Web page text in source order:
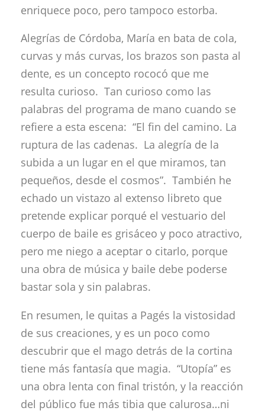
enriquece poco, pero tampoco estorba.
Alegrías de Córdoba, María en bata de cola,
curvas y más curvas, los brazos son pasta al
dente, es un concepto rococó que me
resulta curioso. Tan curioso como las
palabras del programa de mano cuando se
refiere a esta escena: “El fin del camino. La
ruptura de las cadenas. La alegría de la
subida a un lugar en el que miramos, tan
pequeños, desde el cosmos”. También he
echado un vistazo al extenso libreto que
pretende explicar porqué el vestuario del
cuerpo de baile es grisáceo y poco atractivo,
pero me niego a aceptar o citarlo, porque
una obra de música y baile debe poderse
bastar sola y sin palabras.
En resumen, le quitas a Pagés la vistosidad
de sus creaciones, y es un poco como
descubrir que el mago detrás de la cortina
tiene más fantasía que magia. “Utopía” es
una obra lenta con final tristón, y la reacción
del público fue más tibia que calurosa…ni